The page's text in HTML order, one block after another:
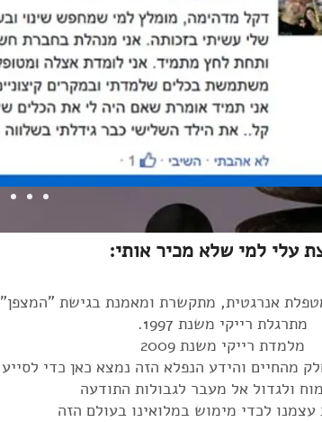
עלי למי שלא מכיר אותי:
אנרגטית, מתקשרת ומאמנת בגישת "המצפן"
מתרגלת רייקי משנת 1997.
מלמדת רייקי משנת 2009
מהחיים והידע הנפלא הזה נמצא כאן כדי לסייע
ולגדול אל מעבר לגבולות התודעה
עצמנו לכדי מימוש במלואינו בעולם הזה